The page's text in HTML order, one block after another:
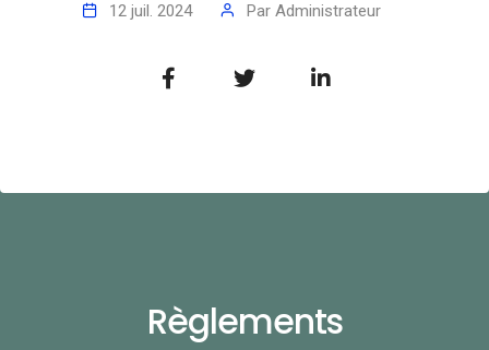
12 juil. 2024 Par Administrateur
Règlements